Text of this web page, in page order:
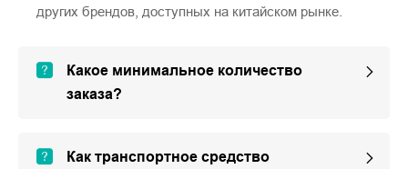
других брендов, доступных на китайском рынке.
Какое минимальное количество
заказа?
Как транспортное средство